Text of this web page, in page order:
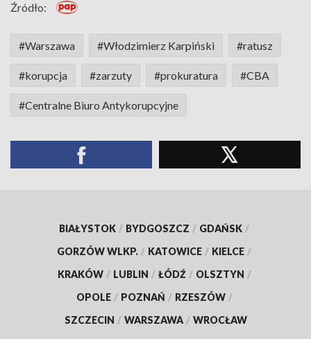
Źródło:
#Warszawa #Włodzimierz Karpiński #ratusz
#korupcja #zarzuty #prokuratura #CBA
#Centralne Biuro Antykorupcyjne
BIAŁYSTOK / BYDGOSZCZ / GDAŃSK /
GORZÓW WLKP. / KATOWICE / KIELCE /
KRAKÓW / LUBLIN / ŁÓDŹ / OLSZTYN /
OPOLE / POZNAŃ / RZESZÓW /
SZCZECIN / WARSZAWA / WROCŁAW